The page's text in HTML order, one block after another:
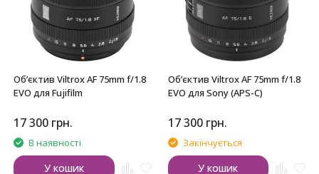
Обʼєктив Viltrox AF 75mm f/1.8
EVO для Fujifilm
17 300 грн.
В наявності
У кошик
Обʼєктив Viltrox AF 75mm f/1.8
EVO для Sony (APS-C)
17 300 грн.
Закінчується
У кошик